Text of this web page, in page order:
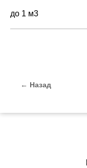
← Назад